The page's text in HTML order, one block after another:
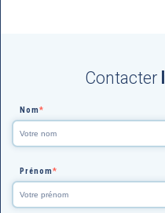
Contacter
Nom*
Prénom*